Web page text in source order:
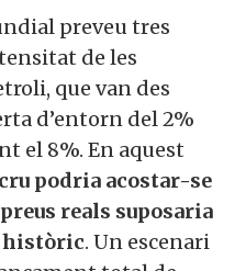
preveu tres
de les
que van des
d’entorn del 2%
el 8%. En aquest
podria acostar-se
reals suposaria
històric. Un escenari